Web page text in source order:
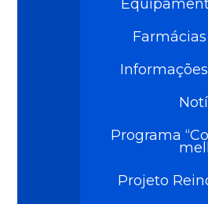
Programa
Projeto